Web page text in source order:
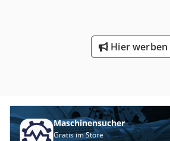
Hier werben
Maschinensucher
Gratis im Store